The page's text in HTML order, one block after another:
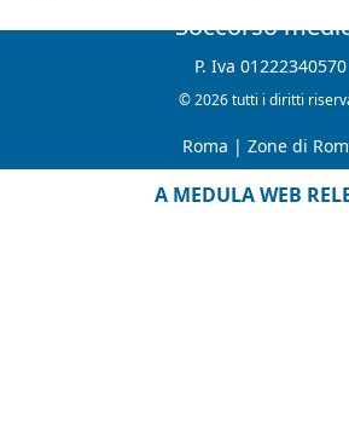
Soccorso
P. Iva 01222340570
© 2026 tutti i diritti
Roma | Zone di
A MEDULA WEB